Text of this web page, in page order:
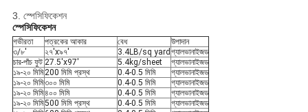
3. স্পেসিফিকেশন
স্পেসিফিকেশন
গভীরতা পত্রকের আকার বেধ
উপাদান
৩/৮'
২৭'x৯৭' 3.4LB/sq yard গ্যালভানাইজড
চার-পাঁচ ফুট 27.5'x97' 5.4kg/sheet
গ্যালভানাইজড
১৯-২০ মিমি200 মিমি প্রস্থ 0.4-0.5 মিমি
গ্যালভানাইজড
১৯-২০ মিমি৩০০ মিমি 0.4-0.5 মিমি
গ্যালভানাইজড
১৯-২০ মিমি৪০০ মিমি 0.4-0.5 মিমি
গ্যালভানাইজড
১৯-২০ মিমি500 মিমি প্রস্থ 0.4-0.5 মিমি
গ্যালভানাইজড